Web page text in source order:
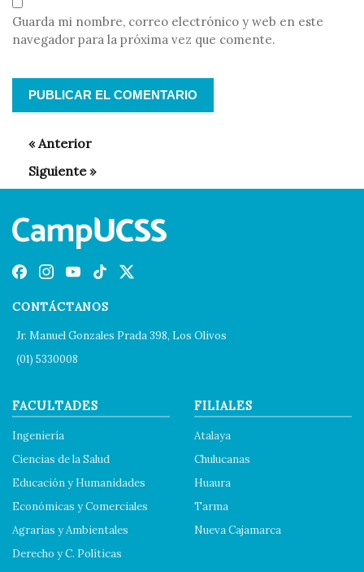
Guarda mi nombre, correo electrónico y web en este
navegador para la próxima vez que comente.
CONTÁCTANOS
Jr. Manuel Gonzales Prada 398, Los Olivos
(01) 5330008
FACULTADES
Ingeniería
Ciencias de la Salud
Educación y Humanidades
Económicas y Comerciales
Agrarias y Ambientales
Derecho y C. Políticas
FILIALES
Atalaya
Chulucanas
Huaura
Tarma
Nueva Cajamarca